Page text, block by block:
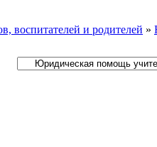
воспитателей и родителей »